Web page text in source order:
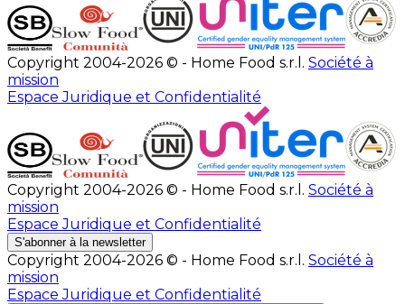
Copyright 2004-2026 © - Home Food s.r.l. Société à
mission
Espace Juridique et Confidentialité
Copyright 2004-2026 © - Home Food s.r.l. Société à
mission
Espace Juridique et Confidentialité
S'abonner à la newsletter
Copyright 2004-2026 © - Home Food s.r.l. Société à
mission
Espace Juridique et Confidentialité